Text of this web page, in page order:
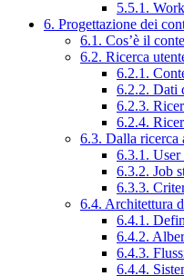
5.5.1.
6. Progettazione dei
6.1. Cos’è il
6.2. Ricerca
6.2.1.
6.2.2. Dati
6.2.3.
6.2.4.
6.3. Dalla ricerca
6.3.1. User
6.3.2. Job
6.3.3.
6.4. Architettura
6.4.1.
6.4.2.
6.4.3.
6.4.4.